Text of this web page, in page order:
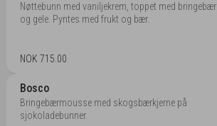
Nøttebunn med vaniljekrem, toppet med bringebær
og gele. Pyntes med frukt og bær.
NOK 715.00
Bosco
Bringebærmousse med skogsbærkjerne på
sjokoladebunner.